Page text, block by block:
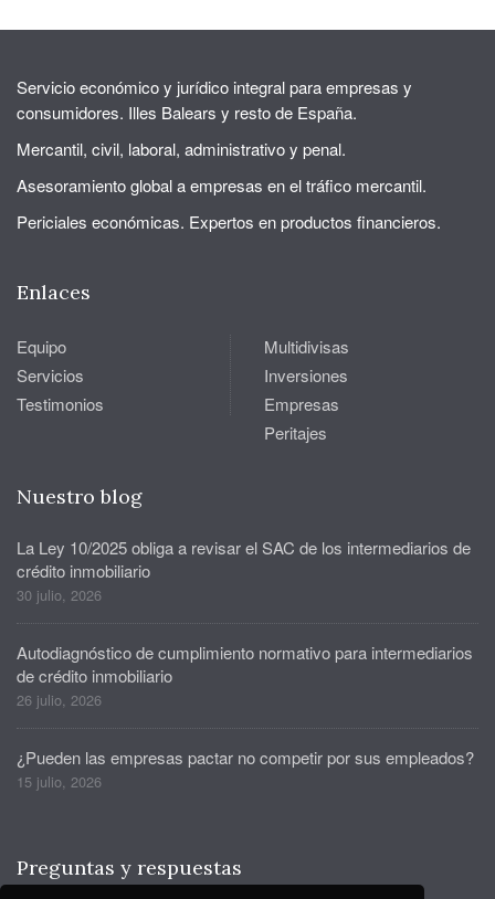
Servicio económico y jurídico integral para empresas y
consumidores. Illes Balears y resto de España.
Mercantil, civil, laboral, administrativo y penal.
Asesoramiento global a empresas en el tráfico mercantil.
Periciales económicas. Expertos en productos financieros.
Enlaces
Equipo
Servicios
Testimonios
Multidivisas
Inversiones
Empresas
Peritajes
Nuestro blog
La Ley 10/2025 obliga a revisar el SAC de los intermediarios de
crédito inmobiliario
30 julio, 2026
Autodiagnóstico de cumplimiento normativo para intermediarios
de crédito inmobiliario
26 julio, 2026
¿Pueden las empresas pactar no competir por sus empleados?
15 julio, 2026
Preguntas y respuestas